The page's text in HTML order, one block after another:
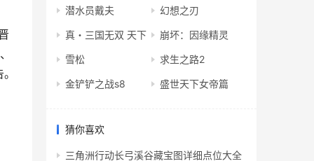
潜水员戴夫 幻想之刃
真・三国无双 天下 崩坏：因缘精灵
雪松 求生之路2
金铲铲之战s8 盛世天下女帝篇
猜你喜欢
三角洲行动长弓溪谷藏宝图详细点位大全